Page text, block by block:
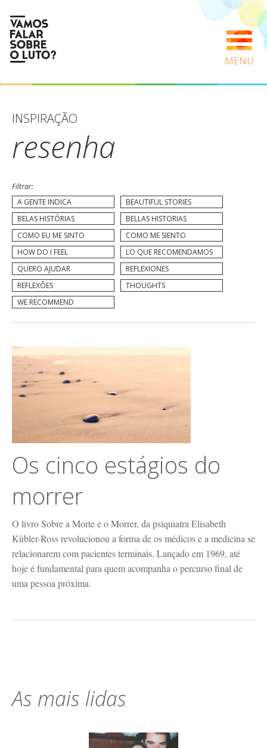
MENU
INSPIRAÇÃO
resenha
Filtrar:
A GENTE INDICA
BEAUTIFUL STORIES
BELAS HISTÓRIAS
BELLAS HISTORIAS
COMO EU ME SINTO
COMO ME SIENTO
HOW DO I FEEL
LO QUE RECOMENDAMOS
QUERO AJUDAR
REFLEXIONES
REFLEXÕES
THOUGHTS
WE RECOMMEND
Os cinco estágios do
morrer
O livro Sobre a Morte e o Morrer, da psiquiatra Elisabeth
Kübler-Ross revolucionou a forma de os médicos e a medicina se
relacionarem com pacientes terminais. Lançado em 1969, até
hoje é fundamental para quem acompanha o percurso final de
uma pessoa próxima.
As mais lidas